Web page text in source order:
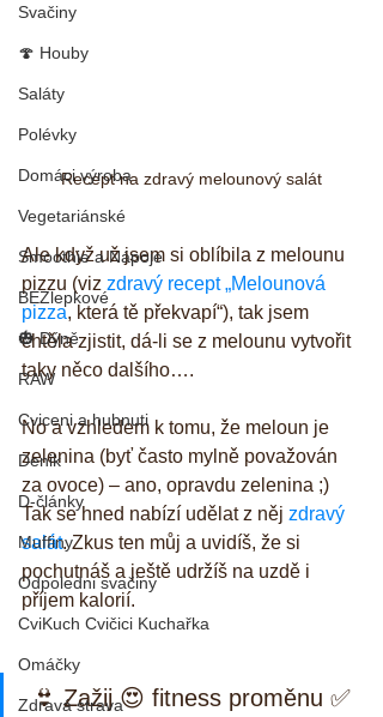
Svačiny
🍄 Houby
Saláty
Polévky
Domáci výroba
Vegetariánské
Smoothie a Nápoje
BEZlepkové
🎃 Dýně
RAW
Cviceni a hubnuti
Denik
D-články
Muffiny
Odpoledni svačiny
CviKuch Cvičici Kuchařka
Omáčky
Zdravá strava
Recept na zdravý melounový salát
Ale když už jsem si oblíbila z melounu
pizzu (viz zdravý recept „Melounová
pizza, která tě překvapí“), tak jsem
chtěla zjistit, dá-li se z melounu vytvořit
taky něco dalšího….
No a vzhledem k tomu, že meloun je
zelenina (byť často mylně považován
za ovoce) – ano, opravdu zelenina ;)
Tak se hned nabízí udělat z něj zdravý
salát. Zkus ten můj a uvidíš, že si
pochutnáš a ještě udržíš na uzdě i
příjem kalorií.
👙 Zažij 😍 fitness proměnu ✅